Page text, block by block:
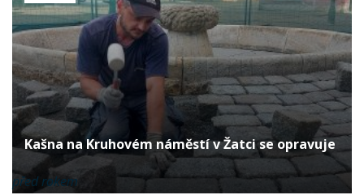
Kašna na Kruhovém náměstí v Žatci se opravuje
před rokem